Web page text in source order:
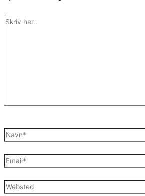
Skriv
Navn*
Email*
Websted